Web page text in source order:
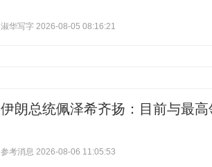
淑华写字 2026-08-05 08:16:21
伊朗总统佩泽希齐扬：目前与最
参考消息 2026-08-06 11:05:53